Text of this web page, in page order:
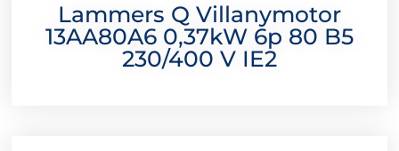
Lammers Q Villanymotor
13AA80A6 0,37kW 6p 80 B5
230/400 V IE2